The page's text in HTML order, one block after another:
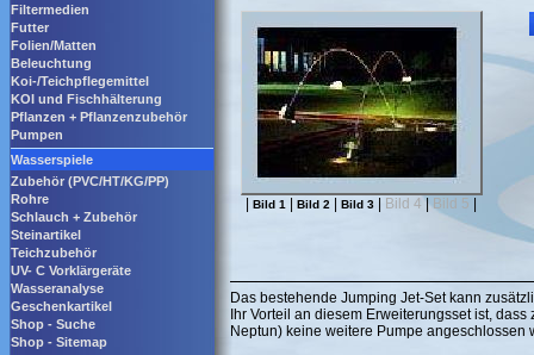
Filtermedien
Futter
Folien/Matten
Beleuchtung
Koi-/Teichpflegemittel
KOI und Fischhälterung
Pflanzen + Pflanzenzubehör
Pumpen
Wasserspiele
Zubehör (PVC/HT/KG/PP)
Rohre
Schlauch + Zubehör
Steinartikel
Teichzubehör
UV- C Vorklärgeräte
Wasseranalyse
Geschenkartikel
Shop - Suche
Shop - Sitemap
Bild 1 Bild 2 Bild 3 Bild 4 | Bild 5
Das bestehende Jumping Jet-Set kann
Ihr Vorteil an diesem Erweiterungsset ist,
Neptun) keine weitere Pumpe angeschlossen